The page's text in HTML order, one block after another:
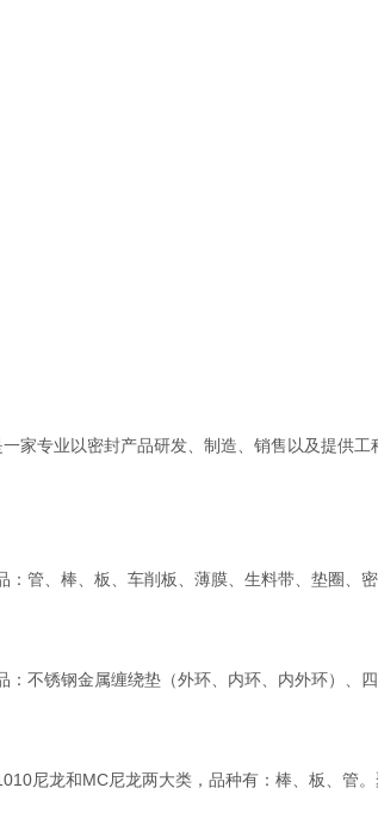
家专业以密封产品研发、制造、销售以及提供工
管、棒、板、车削板、薄膜、生料带、垫圈、
不锈钢金属缠绕垫（外环、内环、内外环）、
尼龙和MC尼龙两大类，品种有：棒、板、管。